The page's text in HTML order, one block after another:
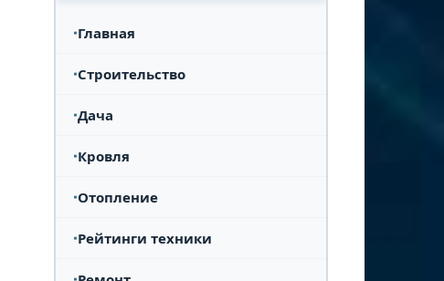
Главная
Строительство
Дача
Кровля
Отопление
Рейтинги техники